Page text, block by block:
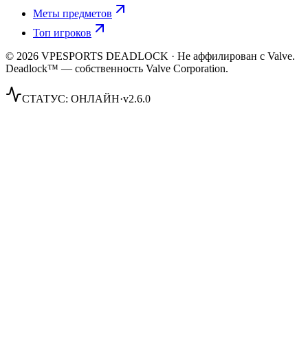
Меты предметов
Топ игроков
© 2026 VPESPORTS DEADLOCK · Не аффилирован с Valve.
Deadlock™ — собственность Valve Corporation.
СТАТУС: ОНЛАЙН·v2.6.0